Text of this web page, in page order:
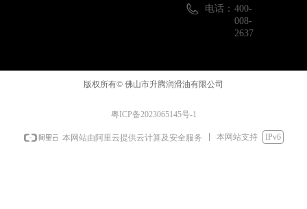
电话： 400-
008-
2637
版权所有© 佛山市升腾润滑油有限公司
粤ICP备2023065145号-1
本网站由阿里云提供云计算及安全服务 本网站支持 IPv6